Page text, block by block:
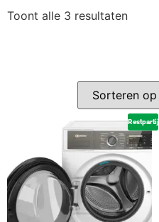
Toont alle 3 resultaten
Restpartij